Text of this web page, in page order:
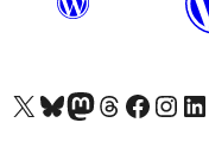
आमच्या X (एक्स) (पूर्वीचे ट्विटर) खात्याला भेट द्या आमच्या ब्लूस्की खात्याला भेट द्या.आमच्या Mastodon खात्याला भेट द्या.आमच्या थ्रेड्स खात्याला भेट द्या. आमच्या फेसबुक पेजला भेट द्या आमच्या इंस्टाग्राम खात्याला भेट द्या आमच्या लिंक्डइन खात्याला भेट द्या